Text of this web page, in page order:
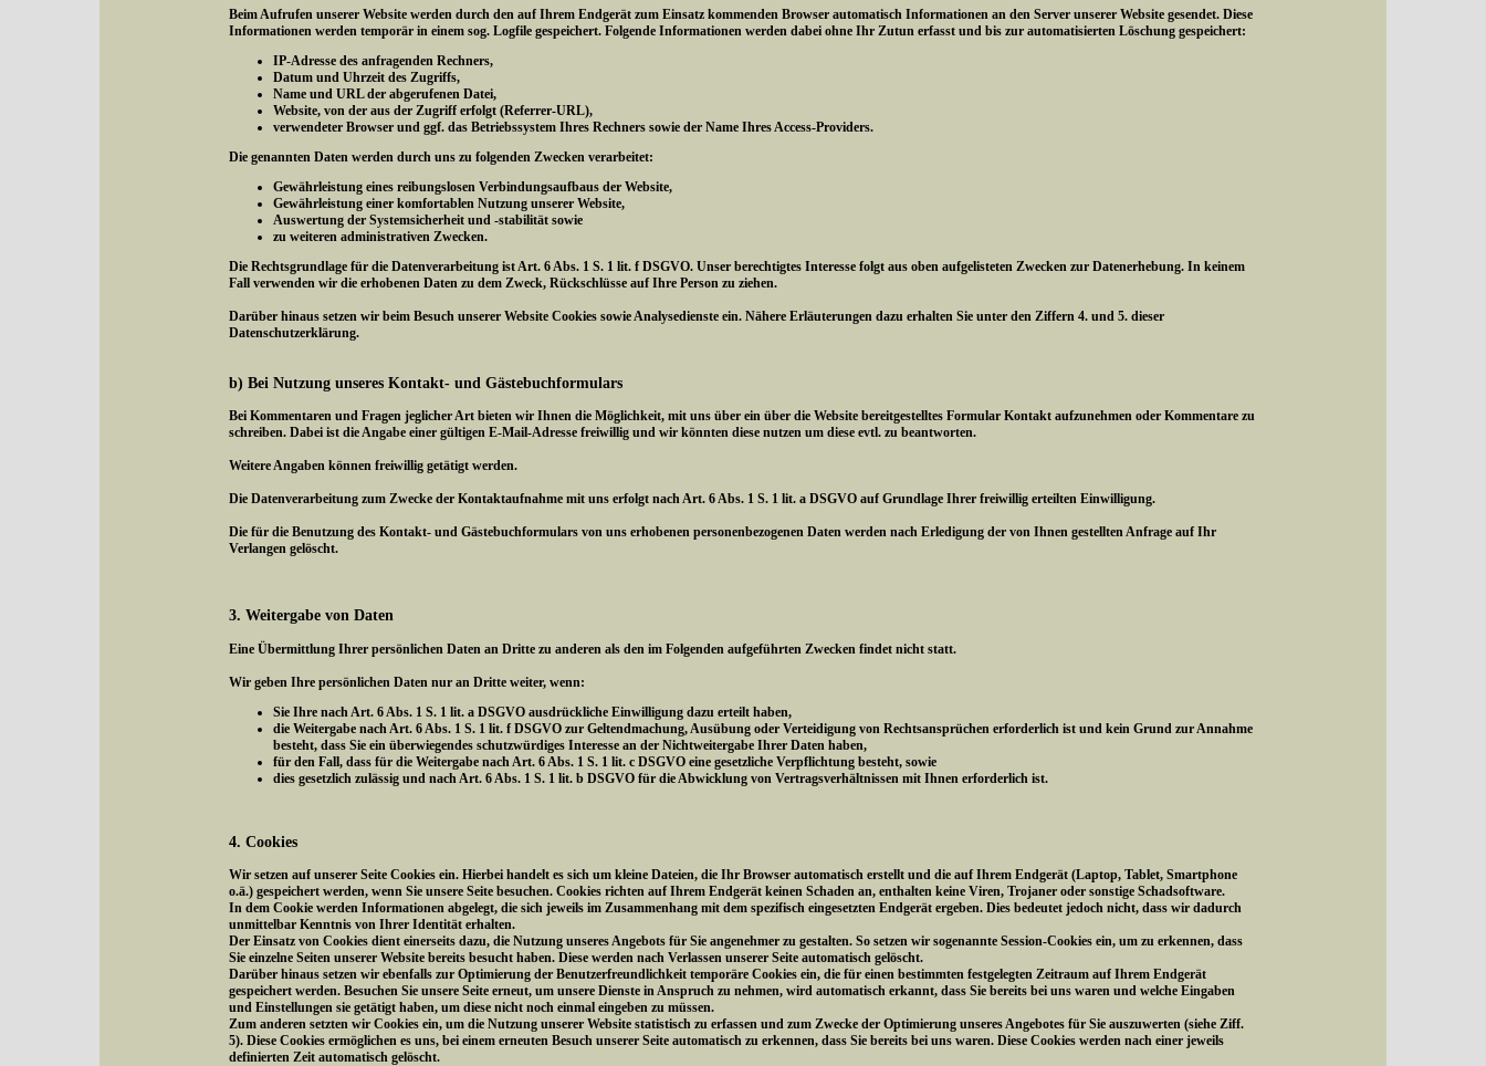
Beim Aufrufen unserer Website werden durch den auf Ihrem Endgerät zum Einsatz kommenden Browser automatisch Informationen an den Server unserer Website gesendet. Diese
Informationen werden temporär in einem sog. Logfile gespeichert. Folgende Informationen werden dabei ohne Ihr Zutun erfasst und bis zur automatisierten Löschung gespeichert:
IP-Adresse des anfragenden Rechners,
Datum und Uhrzeit des Zugriffs,
Name und URL der abgerufenen Datei,
Website, von der aus der Zugriff erfolgt (Referrer-URL),
verwendeter Browser und ggf. das Betriebssystem Ihres Rechners sowie der Name Ihres Access-Providers.
Die genannten Daten werden durch uns zu folgenden Zwecken verarbeitet:
Gewährleistung eines reibungslosen Verbindungsaufbaus der Website,
Gewährleistung einer komfortablen Nutzung unserer Website,
Auswertung der Systemsicherheit und -stabilität sowie
zu weiteren administrativen Zwecken.
Die Rechtsgrundlage für die Datenverarbeitung ist Art. 6 Abs. 1 S. 1 lit. f DSGVO. Unser berechtigtes Interesse folgt aus oben aufgelisteten Zwecken zur Datenerhebung. In keinem
Fall verwenden wir die erhobenen Daten zu dem Zweck, Rückschlüsse auf Ihre Person zu ziehen.
Darüber hinaus setzen wir beim Besuch unserer Website Cookies sowie Analysedienste ein. Nähere Erläuterungen dazu erhalten Sie unter den Ziffern 4. und 5. dieser
Datenschutzerklärung.
b) Bei Nutzung unseres Kontakt- und Gästebuchformulars
Bei Kommentaren und Fragen jeglicher Art bieten wir Ihnen die Möglichkeit, mit uns über ein über die Website bereitgestelltes Formular Kontakt aufzunehmen oder Kommentare zu
schreiben. Dabei ist die Angabe einer gültigen E-Mail-Adresse freiwillig und wir könnten diese nutzen um diese evtl. zu beantworten.
Weitere Angaben können freiwillig getätigt werden.
Die Datenverarbeitung zum Zwecke der Kontaktaufnahme mit uns erfolgt nach Art. 6 Abs. 1 S. 1 lit. a DSGVO auf Grundlage Ihrer freiwillig erteilten Einwilligung.
Die für die Benutzung des Kontakt- und Gästebuchformulars von uns erhobenen personenbezogenen Daten werden nach Erledigung der von Ihnen gestellten Anfrage auf Ihr
Verlangen gelöscht.
3. Weitergabe von Daten
Eine Übermittlung Ihrer persönlichen Daten an Dritte zu anderen als den im Folgenden aufgeführten Zwecken findet nicht statt.
Wir geben Ihre persönlichen Daten nur an Dritte weiter, wenn:
Sie Ihre nach Art. 6 Abs. 1 S. 1 lit. a DSGVO ausdrückliche Einwilligung dazu erteilt haben,
die Weitergabe nach Art. 6 Abs. 1 S. 1 lit. f DSGVO zur Geltendmachung, Ausübung oder Verteidigung von Rechtsansprüchen erforderlich ist und kein Grund zur Annahme
besteht, dass Sie ein überwiegendes schutzwürdiges Interesse an der Nichtweitergabe Ihrer Daten haben,
für den Fall, dass für die Weitergabe nach Art. 6 Abs. 1 S. 1 lit. c DSGVO eine gesetzliche Verpflichtung besteht, sowie
dies gesetzlich zulässig und nach Art. 6 Abs. 1 S. 1 lit. b DSGVO für die Abwicklung von Vertragsverhältnissen mit Ihnen erforderlich ist.
4. Cookies
Wir setzen auf unserer Seite Cookies ein. Hierbei handelt es sich um kleine Dateien, die Ihr Browser automatisch erstellt und die auf Ihrem Endgerät (Laptop, Tablet, Smartphone
o.ä.) gespeichert werden, wenn Sie unsere Seite besuchen. Cookies richten auf Ihrem Endgerät keinen Schaden an, enthalten keine Viren, Trojaner oder sonstige Schadsoftware.
In dem Cookie werden Informationen abgelegt, die sich jeweils im Zusammenhang mit dem spezifisch eingesetzten Endgerät ergeben. Dies bedeutet jedoch nicht, dass wir dadurch
unmittelbar Kenntnis von Ihrer Identität erhalten.
Der Einsatz von Cookies dient einerseits dazu, die Nutzung unseres Angebots für Sie angenehmer zu gestalten. So setzen wir sogenannte Session-Cookies ein, um zu erkennen, dass
Sie einzelne Seiten unserer Website bereits besucht haben. Diese werden nach Verlassen unserer Seite automatisch gelöscht.
Darüber hinaus setzen wir ebenfalls zur Optimierung der Benutzerfreundlichkeit temporäre Cookies ein, die für einen bestimmten festgelegten Zeitraum auf Ihrem Endgerät
gespeichert werden. Besuchen Sie unsere Seite erneut, um unsere Dienste in Anspruch zu nehmen, wird automatisch erkannt, dass Sie bereits bei uns waren und welche Eingaben
und Einstellungen sie getätigt haben, um diese nicht noch einmal eingeben zu müssen.
Zum anderen setzten wir Cookies ein, um die Nutzung unserer Website statistisch zu erfassen und zum Zwecke der Optimierung unseres Angebotes für Sie auszuwerten (siehe Ziff.
5). Diese Cookies ermöglichen es uns, bei einem erneuten Besuch unserer Seite automatisch zu erkennen, dass Sie bereits bei uns waren. Diese Cookies werden nach einer jeweils
definierten Zeit automatisch gelöscht.